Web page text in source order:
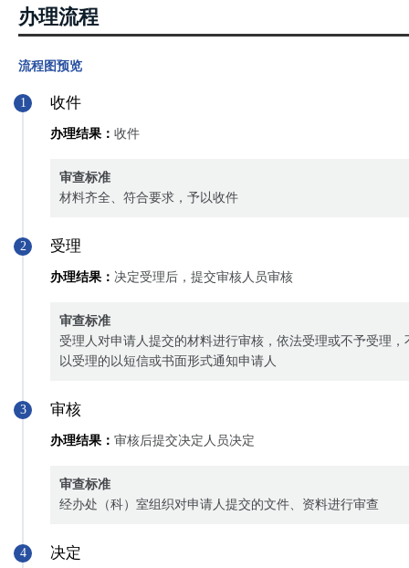
办理流程
流程图预览
1 收件
办理结果： 收件
审查标准
材料齐全、符合要求，予以收件
2 受理
办理结果： 决定受理后，提交审核人员审核
审查标准
受理人对申请人提交的材料进行审核，依法受理或不予受理
以受理的以短信或书面形式通知申请人
3 审核
办理结果： 审核后提交决定人员决定
审查标准
经办处（科）室组织对申请人提交的文件、资料进行审查
4 决定